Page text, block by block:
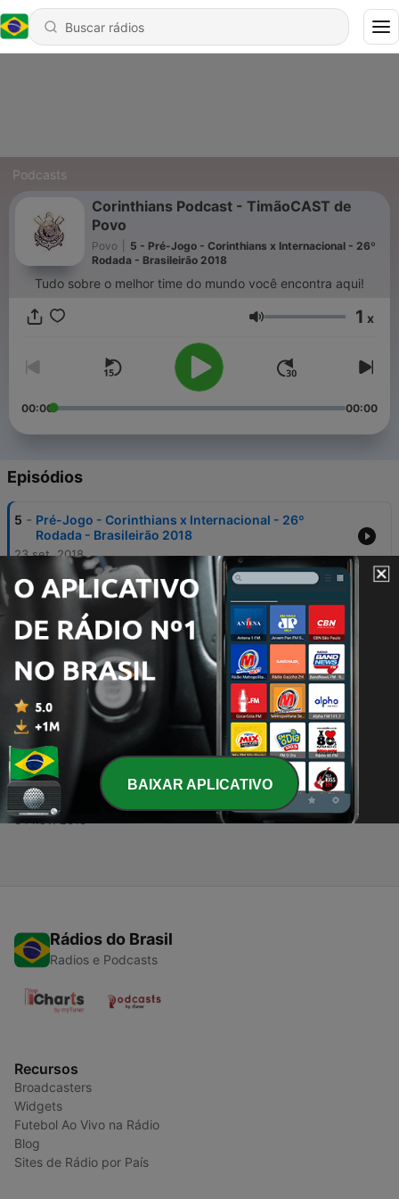
Podcasts
Corinthians Podcast - TimãoCAST de
Povo
Povo
5 - Pré-Jogo - Corinthians x Internacional - 26º
Rodada - Brasileirão 2018
Tudo sobre o melhor time do mundo você encontra aqui!
Volume 1 x
00:00 00:00
Episódios
5 - Pré-Jogo - Corinthians x Internacional - 26º
Rodada - Brasileirão 2018
23 set. 2018
4 -
Reativação do Podcast e Pré-Jogo - Corinthians x
Internacional 23/09/2018
22 set. 2018
3 - Corinthians 0 x 1 Atlético GO - O que realmente
aconteceu com o timão no returno?
2 - TimãoCAST | Apresentação e Notícias da Semana-
03/11/2016
04 nov. 2016
1 - Hino Do Corinthians - Oficial
04 nov. 2016
Rádios do Brasil
Radios e Podcasts
Recursos
Broadcasters
Widgets
Futebol Ao Vivo na Rádio
Blog
Sites de Rádio por País
BAIXAR APLICATIVO